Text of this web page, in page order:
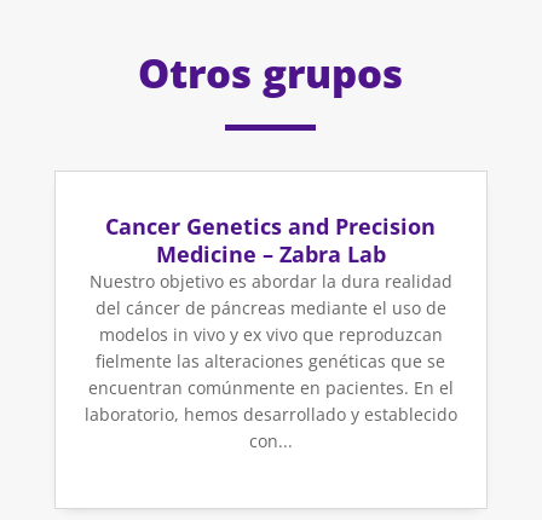
Otros grupos
Cancer Genetics and Precision
Medicine – Zabra Lab
Nuestro objetivo es abordar la dura realidad
del cáncer de páncreas mediante el uso de
modelos in vivo y ex vivo que reproduzcan
fielmente las alteraciones genéticas que se
encuentran comúnmente en pacientes. En el
laboratorio, hemos desarrollado y establecido
con...